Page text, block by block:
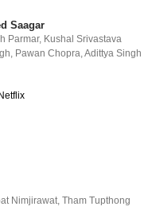
Saagar
Parmar, Kushal Srivastava
, Pawan Chopra,Adittya Singh
Nimjirawat,Tham Tupthong